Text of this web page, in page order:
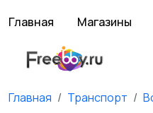
Главная Магазины
Главная Транспорт